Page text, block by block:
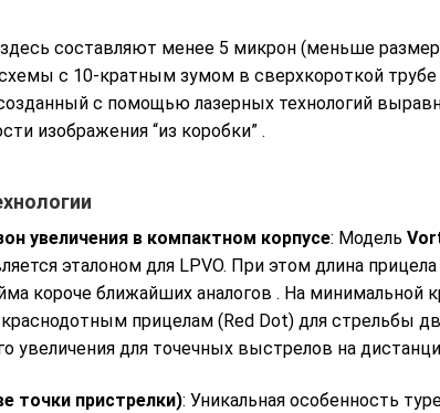
составляют менее 5 микрон (меньше
с 10-кратным зумом в сверхкороткой трубе
с помощью лазерных технологий
изображения “из коробки” .
увеличения в компактном корпусе: Модель
эталоном для LPVO. При этом длина
короче ближайших аналогов . На минимальной
краснодотным прицелам (Red Dot) для стрельбы
увеличения для точечных выстрелов на
точки пристрелки): Уникальная особенность